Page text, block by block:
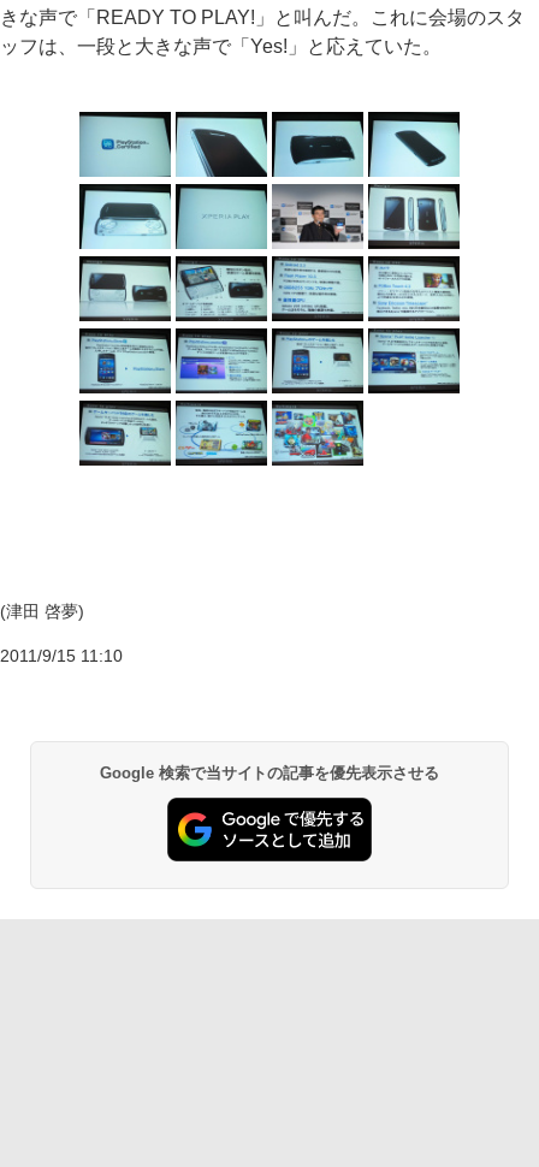
きな声で「READY TO PLAY!」と叫んだ。これに会場のスタ
ッフは、一段と大きな声で「Yes!」と応えていた。
(津田 啓夢)
2011/9/15 11:10
Google 検索で当サイトの記事を優先表示させる